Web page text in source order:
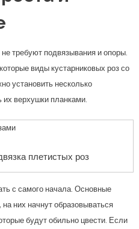
требуют подвязывания и опоры.
виды кустарниковых роз со
установить несколько
верхушки планками.
плетистых роз
с самого начала. Основные
них начнут образовываться
будут обильно цвести. Если